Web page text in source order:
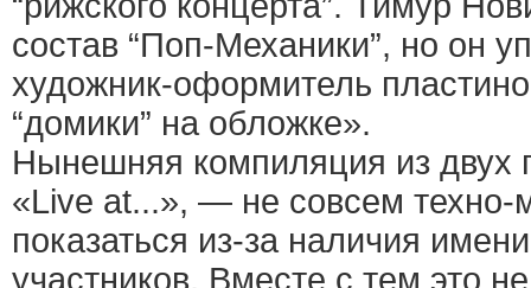
состав “Поп-Механики”, но он
художник-оформитель
“домики” на обложке».
Нынешняя компиляция из двух
«Live at...», — не совсем техно-
показаться из-за наличия
участников. Вместе с тем это